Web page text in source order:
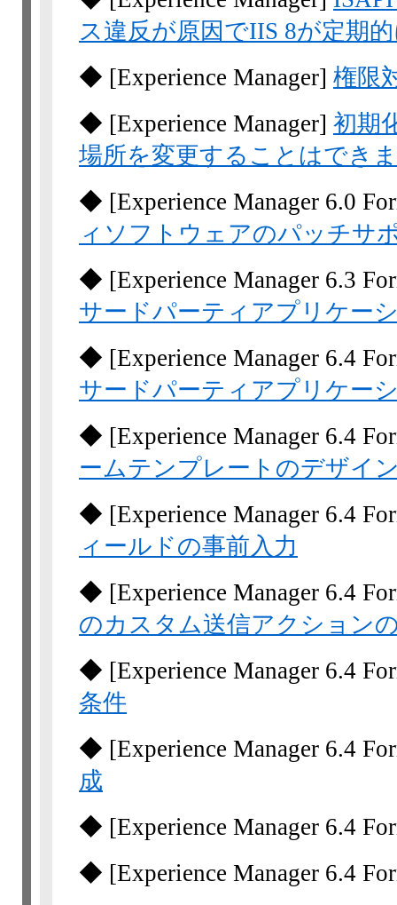
ス違反が原因でIIS 8が定期
◆ [Experience Manager] 権限
◆ [Experience Manager] 初期
場所を変更することはでき
◆ [Experience Manager 6.0
ィソフトウェアのパッチサ
◆ [Experience Manager 6.3
サードパーティアプリケー
◆ [Experience Manager 6.4
サードパーティアプリケー
◆ [Experience Manager 6.4
ームテンプレートのデザイ
◆ [Experience Manager 6.4
ィールドの事前入力
◆ [Experience Manager 6.4
のカスタム送信アクション
◆ [Experience Manager 6.4
条件
◆ [Experience Manager 6.4
成
◆ [Experience Manager 6.4
◆ [Experience Manager 6.4